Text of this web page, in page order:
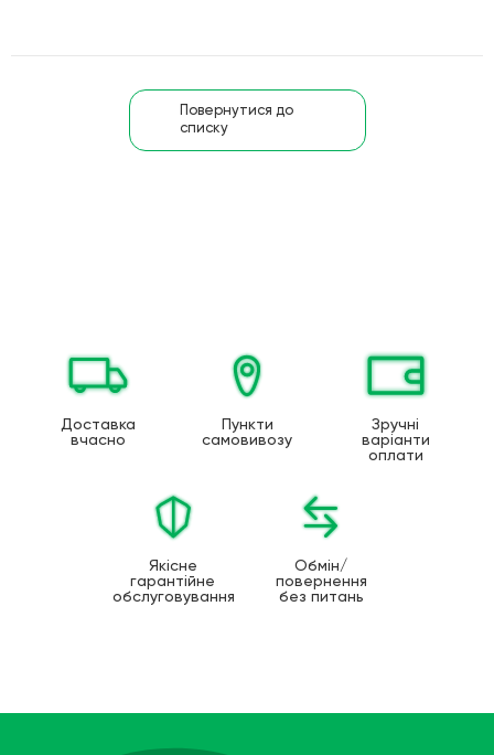
Повернутися до
списку
Доставка
вчасно
Пункти
самовивозу
Зручні
варіанти
оплати
Якісне
гарантійне
обслуговування
Обмін/
повернення
без питань